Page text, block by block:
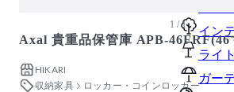
オフ
イン
ライ
ガー
1 / 1
Axal 貴重品保管庫 APB-46FRF(46
HIKARI
収納家具
ロッカー・コインロッカー